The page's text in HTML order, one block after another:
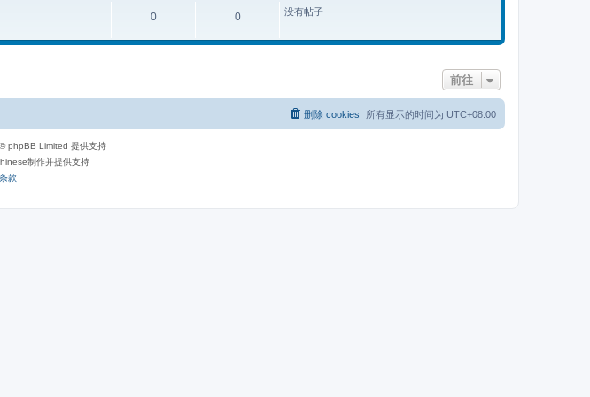
0 0 没有帖子
前往
所有显示的时间为 UTC+08:00
删除 cookies
phpBB Limited 提供支持
制作并提供支持
条款